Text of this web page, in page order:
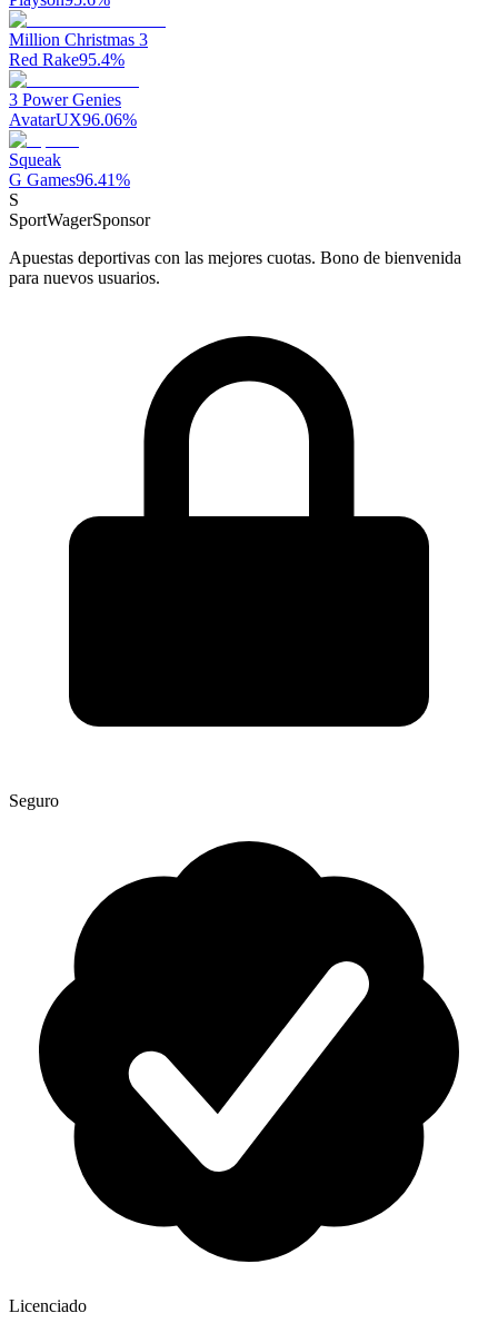
Million Christmas 3
Red Rake95.4%
3 Power Genies
AvatarUX96.06%
Squeak
G Games96.41%
S
SportWagerSponsor
Apuestas deportivas con las mejores cuotas. Bono de bienvenida
para nuevos usuarios.
Seguro
Licenciado